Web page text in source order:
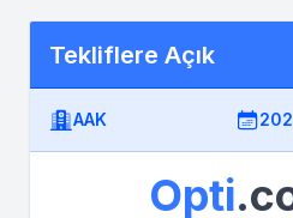
Tekliflere Açık
AAK
Opti